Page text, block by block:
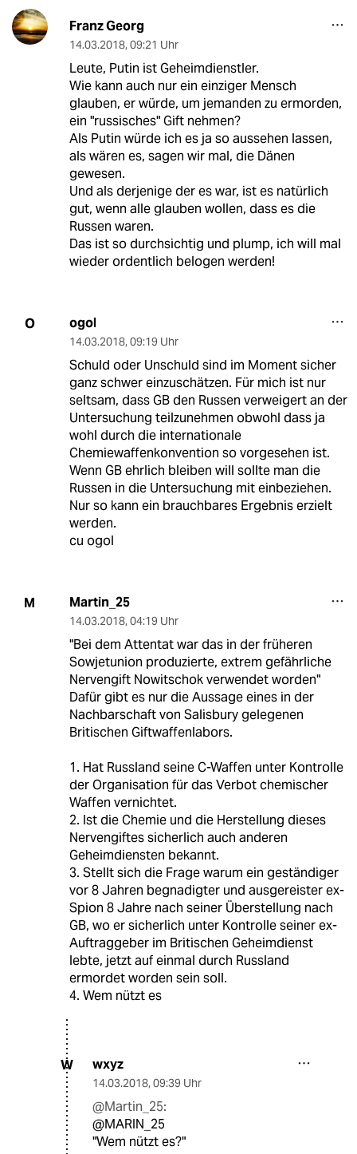
Franz Georg
14.03.2018, 09:21 Uhr
Leute, Putin ist Geheimdienstler.
Wie kann auch nur ein einziger Mensch
glauben, er würde, um jemanden zu ermorden,
ein "russisches" Gift nehmen?
Als Putin würde ich es ja so aussehen lassen,
als wären es, sagen wir mal, die Dänen
gewesen.
Und als derjenige der es war, ist es natürlich
gut, wenn alle glauben wollen, dass es die
Russen waren.
Das ist so durchsichtig und plump, ich will mal
wieder ordentlich belogen werden!
O ogol
14.03.2018, 09:19 Uhr
Schuld oder Unschuld sind im Moment sicher
ganz schwer einzuschätzen. Für mich ist nur
seltsam, dass GB den Russen verweigert an der
Untersuchung teilzunehmen obwohl dass ja
wohl durch die internationale
Chemiewaffenkonvention so vorgesehen ist.
Wenn GB ehrlich bleiben will sollte man die
Russen in die Untersuchung mit einbeziehen.
Nur so kann ein brauchbares Ergebnis erzielt
werden.
cu ogol
M Martin_25
14.03.2018, 04:19 Uhr
"Bei dem Attentat war das in der früheren
Sowjetunion produzierte, extrem gefährliche
Nervengift Nowitschok verwendet worden"
Dafür gibt es nur die Aussage eines in der
Nachbarschaft von Salisbury gelegenen
Britischen Giftwaffenlabors.
1. Hat Russland seine C-Waffen unter Kontrolle
der Organisation für das Verbot chemischer
Waffen vernichtet.
2. Ist die Chemie und die Herstellung dieses
Nervengiftes sicherlich auch anderen
Geheimdiensten bekannt.
3. Stellt sich die Frage warum ein geständiger
vor 8 Jahren begnadigter und ausgereister ex-
Spion 8 Jahre nach seiner Überstellung nach
GB, wo er sicherlich unter Kontrolle seiner ex-
Auftraggeber im Britischen Geheimdienst
lebte, jetzt auf einmal durch Russland
ermordet worden sein soll.
4. Wem nützt es
W wxyz
14.03.2018, 09:39 Uhr
@Martin_25:
@MARIN_25
"Wem nützt es?"